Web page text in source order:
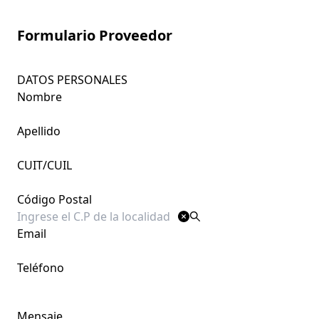
Formulario Proveedor
DATOS PERSONALES
Nombre
Apellido
CUIT/CUIL
Código Postal
Email
Teléfono